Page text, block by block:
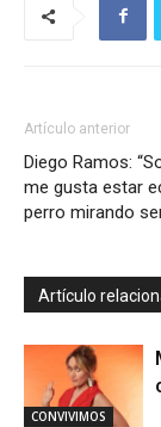
Artículo anterior
Diego Ramos:
me gusta estar
perro mirando
Artículo
CONVIVIMOS